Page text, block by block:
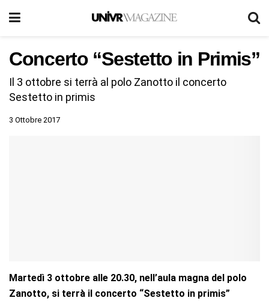
Concerto “Sestetto in Primis”
Il 3 ottobre si terrà al polo Zanotto il concerto
Sestetto in primis
3 Ottobre 2017
Martedì 3 ottobre alle 20.30, nell’aula magna del polo
Zanotto, si terrà il concerto “Sestetto in primis”